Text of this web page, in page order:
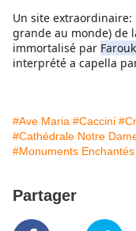
Un site
grande au monde) de
immortalisé par
interprété a capella
#Ave Maria #Caccini
#Cathédrale Notre
#Monuments Enchantés
Partager